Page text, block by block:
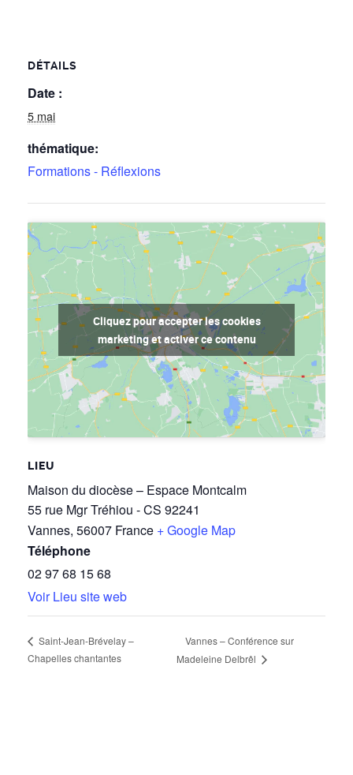
DÉTAILS
Date :
5 mai
thématique:
Formations - Réflexions
LIEU
Maison du diocèse – Espace Montcalm
55 rue Mgr Tréhiou - CS 92241
Vannes, 56007 France + Google Map
Téléphone
02 97 68 15 68
Voir Lieu site web
Cliquez pour accepter les cookies
marketing et activer ce contenu
Saint-Jean-Brévelay –
Chapelles chantantes
Vannes – Conférence sur
Madeleine Delbrêl